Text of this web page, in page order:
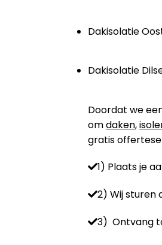
Dakisolatie
Dakisolatie
Doordat we
omdaken,
gratis
1) Plaats je
2) Wij sturen
3) Ontvang